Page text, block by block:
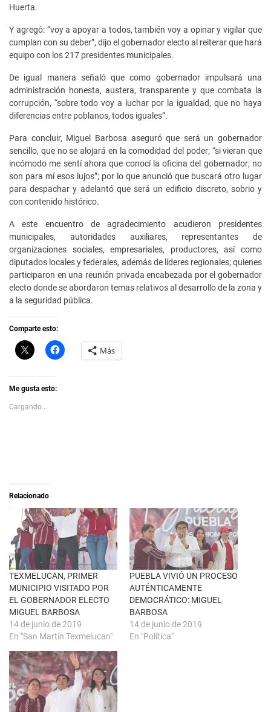
Huerta.
Y agregó: “voy a apoyar a todos, también voy a opinar y vigilar que
cumplan con su deber”, dijo el gobernador electo al reiterar que hará
equipo con los 217 presidentes municipales.
De igual manera señaló que como gobernador impulsará una
administración honesta, austera, transparente y que combata la
corrupción, “sobre todo voy a luchar por la igualdad, que no haya
diferencias entre poblanos, todos iguales”.
Para concluir, Miguel Barbosa aseguró que será un gobernador
sencillo, que no se alojará en la comodidad del poder; “si vieran que
incómodo me sentí ahora que conocí la oficina del gobernador; no
son para mí esos lujos”; por lo que anunció que buscará otro lugar
para despachar y adelantó que será un edificio discreto, sobrio y
con contenido histórico.
A este encuentro de agradecimiento acudieron presidentes
municipales, autoridades auxiliares, representantes de
organizaciones sociales, empresariales, productores, así como
diputados locales y federales, además de líderes regionales; quienes
participaron en una reunión privada encabezada por el gobernador
electo donde se abordaron temas relativos al desarrollo de la zona y
a la seguridad pública.
Comparte esto:
C
l
k
t
s
h
e
b
r
e
e
n
u
n
a
v
e
n
t
a
n
a
n
u
e
v
)
H
a
e
n
c
o
k
(
S
e
a
b
r
e
u
n
a
v
e
n
Más
Me gusta esto:
Cargando...
Relacionado
TEXMELUCAN, PRIMER
MUNICIPIO VISITADO POR
EL GOBERNADOR ELECTO
MIGUEL BARBOSA
14 de junio de 2019
En "San Martín Texmelucan"
PUEBLA VIVIÓ UN PROCESO
AUTÉNTICAMENTE
DEMOCRÁTICO: MIGUEL
BARBOSA
14 de junio de 2019
En "Política"